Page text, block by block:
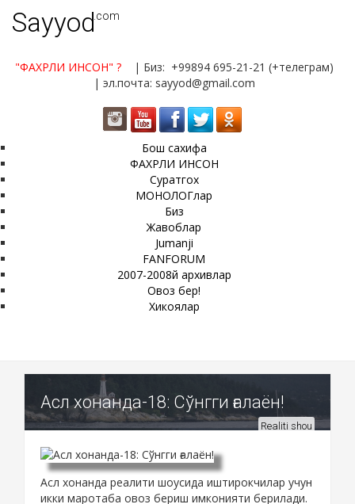
Sayyod.com
"ФАХРЛИ ИНСОН" ?
| Биз: +99894 695-21-21 (+телеграм)
| эл.почта: sayyod@gmail.com
Бош сахифа
ФАХРЛИ ИНСОН
Суратгох
МОНОЛОГлар
Биз
Жавоблар
Jumanji
FANFORUM
2007-2008й архивлар
Овоз бер!
Хикоялар
Асл хонанда-18: Сўнгги ғалаён!
Realiti shou
Асл хонанда реалити шоусида иштирокчилар учун
икки маротаба овоз бериш имконияти берилади.